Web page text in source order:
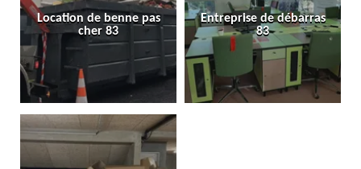
Location de benne pas
cher 83
Entreprise de débarras
83